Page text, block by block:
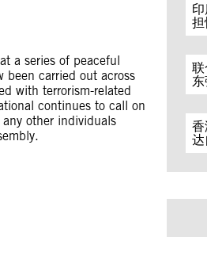
a series of peaceful
been carried out across
with terrorism-related
continues to call on
other individuals